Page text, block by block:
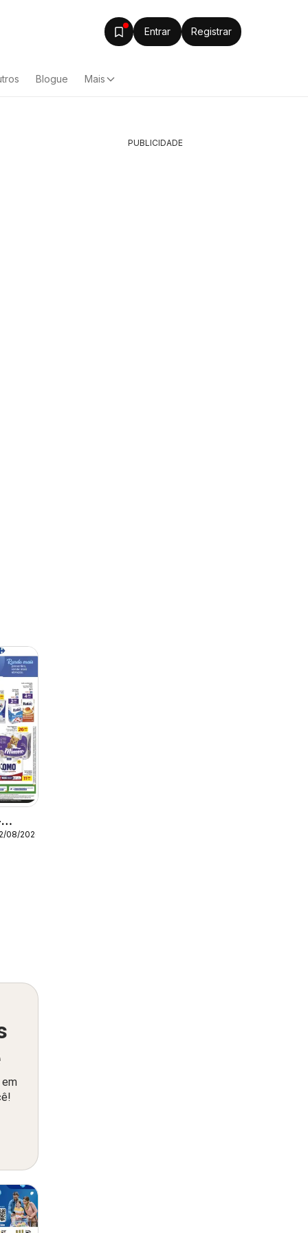
Entrar Registrar
Blogue Mais
08/2026
PUBLICIDADE